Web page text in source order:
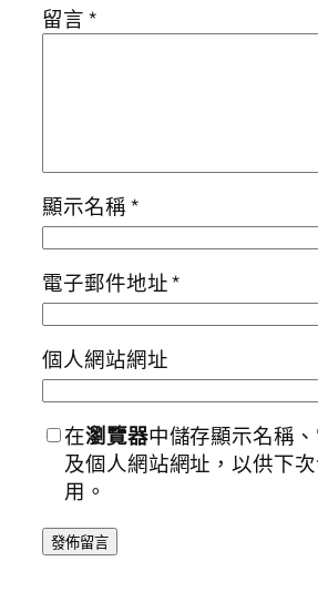
留言*
顯示名稱*
電子郵件地址*
個人網站網址
在瀏覽器中儲存顯示名稱
及個人網站網址，以供下
用。